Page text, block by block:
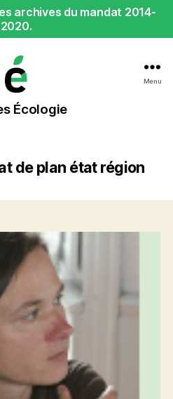
archives du mandat 2014-
2020.
Rennes
Écologie
Écologie
Menu
de plan état région